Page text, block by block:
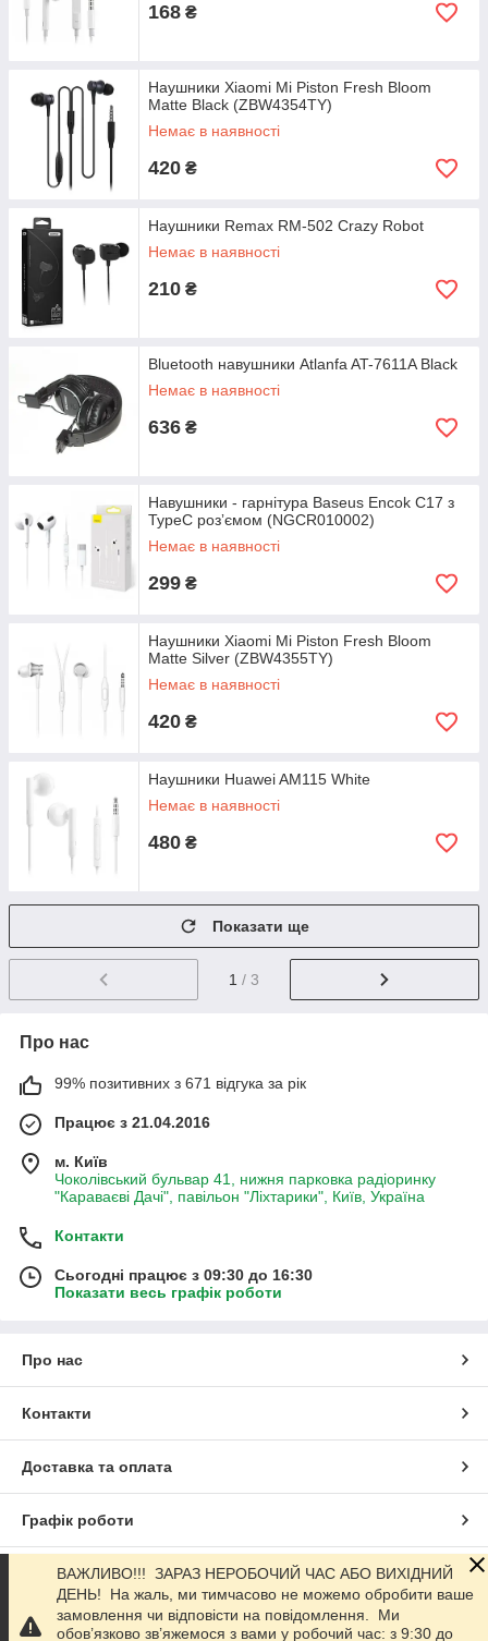
168 ₴
Наушники Xiaomi Mi Piston Fresh Bloom
Matte Black (ZBW4354TY)
Немає в наявності
420 ₴
Наушники Remax RM-502 Crazy Robot
Немає в наявності
210 ₴
Bluetooth навушники Atlanfa AT-7611A Black
Немає в наявності
636 ₴
Навушники - гарнітура Baseus Encok C17 з
TypeC розʼємом (NGCR010002)
Немає в наявності
299 ₴
Наушники Xiaomi Mi Piston Fresh Bloom
Matte Silver (ZBW4355TY)
Немає в наявності
420 ₴
Наушники Huawei AM115 White
Немає в наявності
480 ₴
Показати ще
1 / 3
Про нас
99% позитивних з 671 відгука за рік
Працює з 21.04.2016
м. Київ
Чоколівський бульвар 41, нижня парковка радіоринку
"Караваєві Дачі", павільон "Ліхтарики", Київ, Україна
Контакти
Сьогодні працює з 09:30 до 16:30
Показати весь графік роботи
Про нас
Контакти
Доставка та оплата
Графік роботи
Повна версія сайту
Сайт створено на маркетплейсі Prom.ua
ВАЖЛИВО!!! ЗАРАЗ НЕРОБОЧИЙ ЧАС АБО ВИХІДНИЙ
ДЕНЬ! На жаль, ми тимчасово не можемо обробити ваше
замовлення чи відповісти на повідомлення. Ми
обов’язково зв’яжемося з вами у робочий час: з 9:30 до